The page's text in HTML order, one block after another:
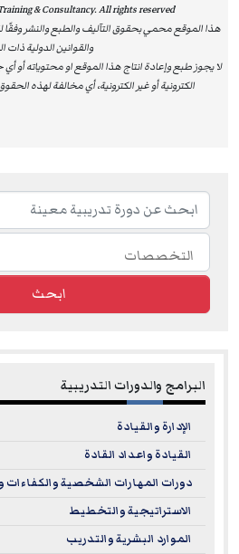
والتميز.
is recognized as an
by the National Association of
accredit individual training
to earn globally recognized
Education (CPE) credits.
reflects EuroMaTech’s
training programs that
standing across fields
finance, and business
this recognition offers
theoretical
applicationin a modern
the development of skills
global business requirements.
& Consultancy. All rights reserved
هذا الموقع محمي بحقوق التآليف والطبع والنشر وفقًا
والقوانين الدولية ذات
لا يجوز طبع وإعادة انتاج هذا الموقع او محتوياته أو أي
الكترونية أو غير الكترونية، أي مخالفة لهذه
ابحث
البرامج والدورات التدريبية
الإدارة والقيادة
القيادة واعداد القادة
دورات المهارات الشخصية والكفاءات
الاستراتيجية والتخطيط
الموارد البشرية والتدريب